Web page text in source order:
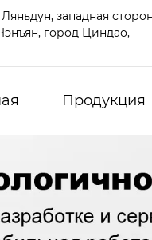
западная
город Циндао,
Продукция